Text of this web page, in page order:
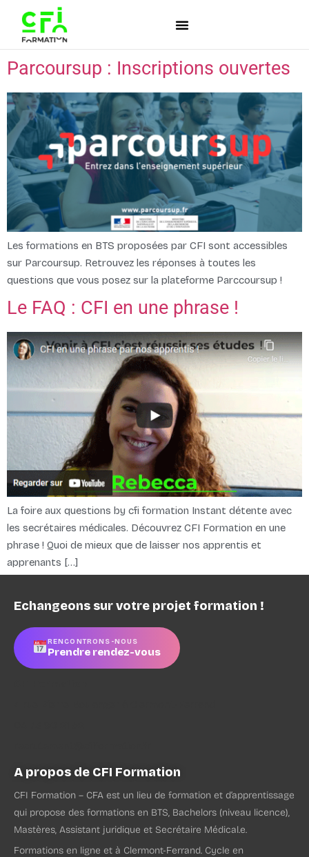
Parcoursup : Inscriptions ouvertes
Les formations en BTS proposées par CFI sont accessibles
sur Parcoursup. Retrouvez les réponses à toutes les
questions que vous posez sur la plateforme Parccoursup !
Le FAQ : CFI en une phrase !
La foire aux questions by cfi formation Instant détente avec
les secrétaires médicales. Découvrez CFI Formation en une
phrase ! Quoi de mieux que de laisser nos apprentis et
apprenants […]
Echangeons sur votre projet formation !
RENCONTRONS-NOUS
Prendre rendez-vous
A propos de CFI Formation
CFI Formation – CFA est un lieu de formation et d’apprentissage
qui propose des formations en BTS, Bachelors (niveau licence),
Mastères, Assistant juridique et Secrétaire Médical.e.
Formations en ligne et à Clermont-Ferrand. Cycle en